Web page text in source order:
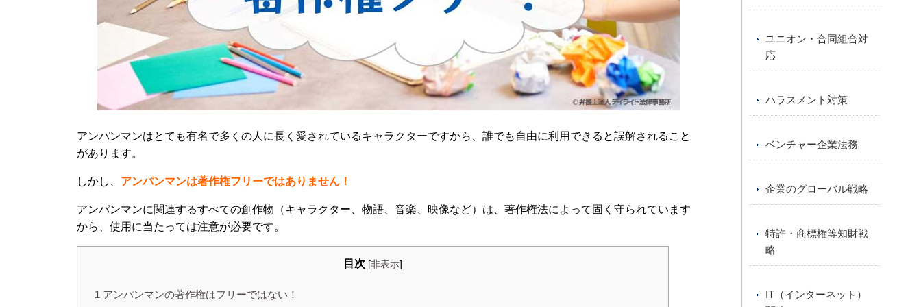
アンパンマンはとても有名で多くの人に長く愛されているキャラクターですから、誰でも自由に利用できると誤解されること
があります。
しかし、 アンパンマンは著作権フリーではありません！
アンパンマンに関連するすべての創作物（キャラクター、物語、音楽、映像など）は、著作権法によって固く守られています
から、使用に当たっては注意が必要です。
目次 [非表示]
1 アンパンマンの著作権はフリーではない！
ユニオン・合同組合対
応
ハラスメント対策
ベンチャー企業法務
企業のグローバル戦略
特許・商標権等知財戦
略
IT（インターネット）